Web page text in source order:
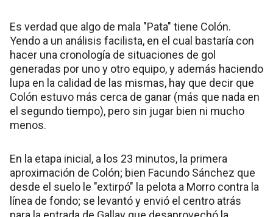
Es verdad que algo de mala "Pata" tiene Colón.
Yendo a un análisis facilista, en el cual bastaría con
hacer una cronología de situaciones de gol
generadas por uno y otro equipo, y además haciendo
lupa en la calidad de las mismas, hay que decir que
Colón estuvo más cerca de ganar (más que nada en
el segundo tiempo), pero sin jugar bien ni mucho
menos.
En la etapa inicial, a los 23 minutos, la primera
aproximación de Colón; bien Facundo Sánchez que
desde el suelo le "extirpó" la pelota a Morro contra la
línea de fondo; se levantó y envió el centro atrás